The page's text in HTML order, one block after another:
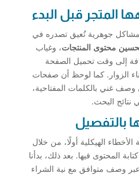
المتجر قبل البدء
مشاكل جوهرية تُعيق تصدره في
محتوى المنتجات، وغياب
إلى وقت تحميل الصفحة
الزوار. كما لوحظ أن صفحات
غني بالكلمات المفتاحية،
البحث.
بالتفصيل
الهيكلية أولًا، من خلال
المحتوى فيها. بعد ذلك، بدأنا
عبر وصف متوافق مع نية الشراء